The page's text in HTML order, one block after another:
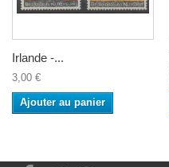
Irlande -...
3,00 €
Ajouter au panier